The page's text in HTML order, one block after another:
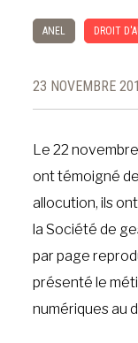
ANEL DROIT
23 NOVEMBRE
Le 22
ont témoigné
allocution, ils
la Société de
par page
présenté le
numériques au